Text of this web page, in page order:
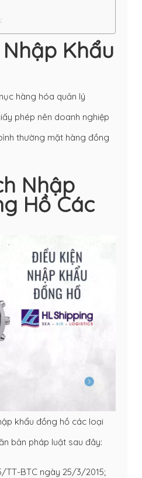
Khẩu
hàng hóa quản lý
phép nên doanh nghiệp
thường mặt hàng đồng
Nhập
Hồ Các
khẩu đồng hồ các loại
bản pháp luật sau đây:
TT-BTC ngày 25/3/2015;